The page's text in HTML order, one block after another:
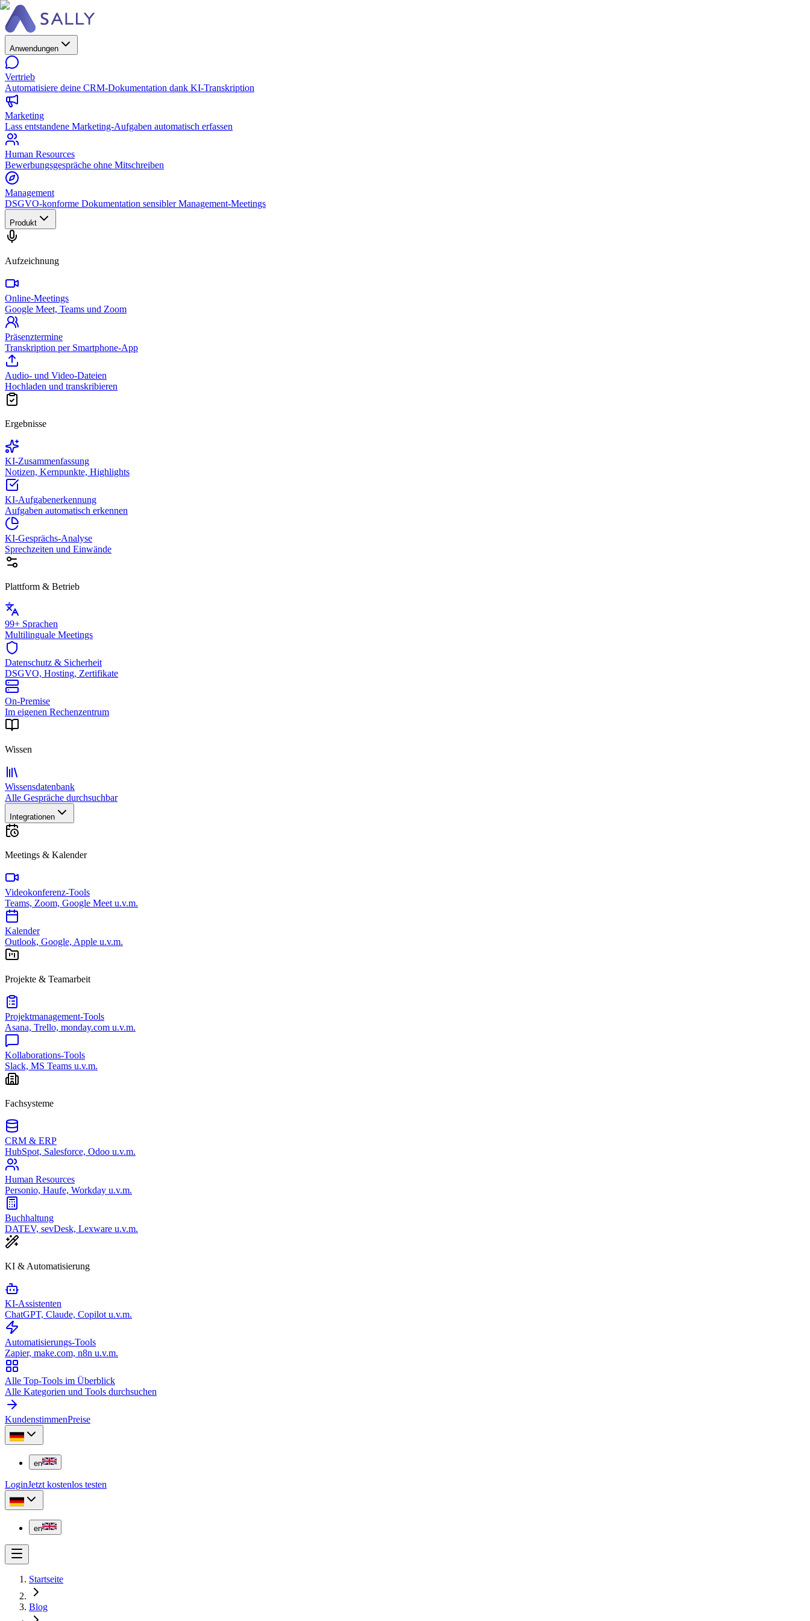
Anwendungen
Vertrieb
Automatisiere deine CRM-Dokumentation dank KI-Transkription
Marketing
Lass entstandene Marketing-Aufgaben automatisch erfassen
Human Resources
Bewerbungsgespräche ohne Mitschreiben
Management
DSGVO-konforme Dokumentation sensibler Management-Meetings
Produkt
Aufzeichnung
Online-Meetings
Google Meet, Teams und Zoom
Präsenztermine
Transkription per Smartphone-App
Audio- und Video-Dateien
Hochladen und transkribieren
Ergebnisse
KI-Zusammenfassung
Notizen, Kernpunkte, Highlights
KI-Aufgabenerkennung
Aufgaben automatisch erkennen
KI-Gesprächs-Analyse
Sprechzeiten und Einwände
Plattform & Betrieb
99+ Sprachen
Multilinguale Meetings
Datenschutz & Sicherheit
DSGVO, Hosting, Zertifikate
On-Premise
Im eigenen Rechenzentrum
Wissen
Wissensdatenbank
Alle Gespräche durchsuchbar
Integrationen
Meetings & Kalender
Videokonferenz-Tools
Teams, Zoom, Google Meet u.v.m.
Kalender
Outlook, Google, Apple u.v.m.
Projekte & Teamarbeit
Projektmanagement-Tools
Asana, Trello, monday.com u.v.m.
Kollaborations-Tools
Slack, MS Teams u.v.m.
Fachsysteme
CRM & ERP
HubSpot, Salesforce, Odoo u.v.m.
Human Resources
Personio, Haufe, Workday u.v.m.
Buchhaltung
DATEV, sevDesk, Lexware u.v.m.
KI & Automatisierung
KI-Assistenten
ChatGPT, Claude, Copilot u.v.m.
Automatisierungs-Tools
Zapier, make.com, n8n u.v.m.
Alle Top-Tools im Überblick
Alle Kategorien und Tools durchsuchen
KundenstimmenPreise
en
LoginJetzt kostenlos testen
en
Startseite
Blog